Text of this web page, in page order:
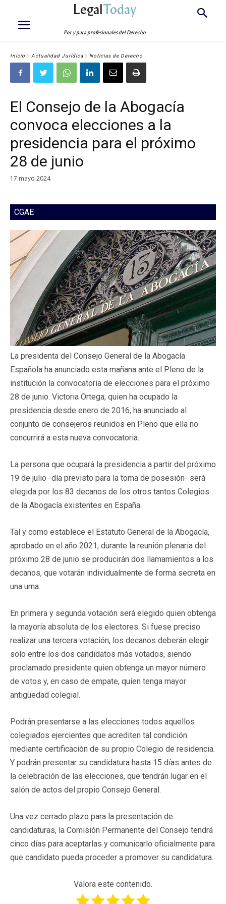
LegalToday
Por y para profesionales del Derecho
Inicio Actualidad Jurídica Noticias de Derecho
El Consejo de la Abogacía
convoca elecciones a la
presidencia para el próximo
28 de junio
17 mayo 2024
CGAE
La presidenta del Consejo General de la Abogacía
Española ha anunciado esta mañana ante el Pleno de la
institución la convocatoria de elecciones para el próximo
28 de junio. Victoria Ortega, quien ha ocupado la
presidencia desde enero de 2016, ha anunciado al
conjunto de consejeros reunidos en Pleno que ella no
concurrirá a esta nueva convocatoria.
La persona que ocupará la presidencia a partir del próximo
19 de julio -día previsto para la toma de posesión- será
elegida por los 83 decanos de los otros tantos Colegios
de la Abogacía existentes en España.
Tal y como establece el Estatuto General de la Abogacía,
aprobado en el año 2021, durante la reunión plenaria del
próximo 28 de junio se producirán dos llamamientos a los
decanos, que votarán individualmente de forma secreta en
una urna.
En primera y segunda votación será elegido quien obtenga
la mayoría absoluta de los electores. Si fuese preciso
realizar una tercera votación, los decanos deberán elegir
solo entre los dos candidatos más votados, siendo
proclamado presidente quien obtenga un mayor número
de votos y, en caso de empate, quien tenga mayor
antigüedad colegial.
Podrán presentarse a las elecciones todos aquellos
colegiados ejercientes que acrediten tal condición
mediante certificación de su propio Colegio de residencia.
Y podrán presentar su candidatura hasta 15 días antes de
la celebración de las elecciones, que tendrán lugar en el
salón de actos del propio Consejo General.
Una vez cerrado plazo para la presentación de
candidaturas, la Comisión Permanente del Consejo tendrá
cinco días para aceptarlas y comunicarlo oficialmente para
que candidato pueda proceder a promover su candidatura.
Valora este contenido.